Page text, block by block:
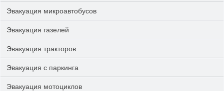
Эвакуация микроавтобусов
Эвакуация газелей
Эвакуация тракторов
Эвакуация с паркинга
Эвакуация мотоциклов